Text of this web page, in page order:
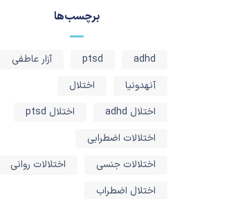
برچسب‌ها
adhd
ptsd
آزار عاطفی
آنهدونیا
اختلال
اختلال adhd
اختلال ptsd
اختلالات اضطرابی
اختلالات جنسی
اختلالات روانی
اختلال اضطراب